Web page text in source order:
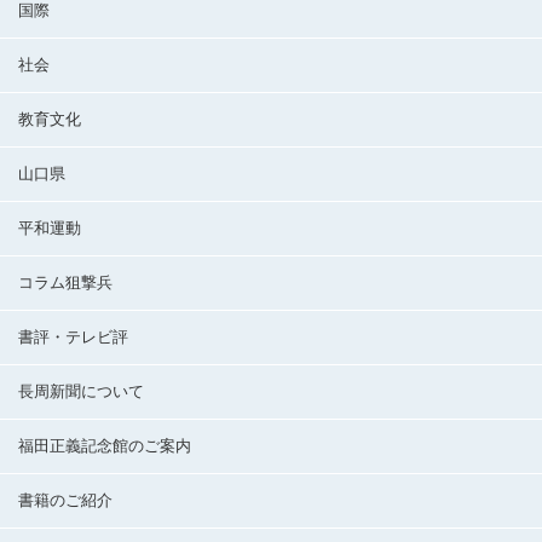
国際
社会
教育文化
山口県
平和運動
コラム狙撃兵
書評・テレビ評
長周新聞について
福田正義記念館のご案内
書籍のご紹介